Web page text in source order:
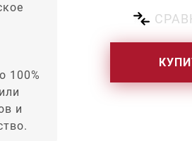
100%
и